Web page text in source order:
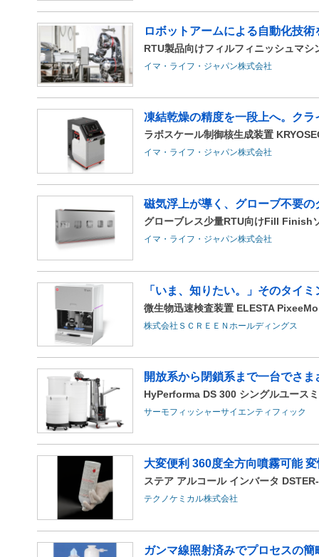
ロボットアームによる自動化技
RTU製品向けフィルフィニッシュマシ
イマ・ライフ・ジャパン株式会社
凍結乾燥の精度を一段上へ。ク
ラボスケール制御核生成装置
イマ・ライフ・ジャパン株式会社
磁気浮上が導く、グローブ不要
グローブレス少量RTU向けFill Finish
イマ・ライフ・ジャパン株式会社
「いま、知りたい。」そのタイ
微生物迅速検査装置 ELESTA PixeeMo
株式会社ＳＣＲＥＥＮホールディングス
開放系から閉鎖系まで一台でさ
HyPerforma DS 300 シングルユース
サーモフィッシャーサイエンティフィック
大変便利 360度全方向噴霧可能
ステア アルコール インバータ
テクノケミカル株式会社
ガンマ線照射済みでプロセスの